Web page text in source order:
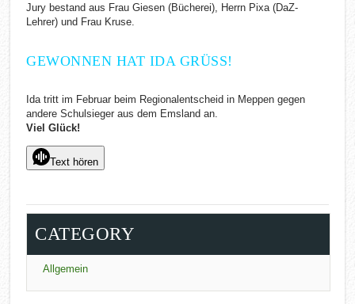
Jury bestand aus Frau Giesen (Bücherei), Herrn Pixa (DaZ-
Lehrer) und Frau Kruse.
GEWONNEN HAT IDA GRÜSS!
Ida tritt im Februar beim Regionalentscheid in Meppen gegen
andere Schulsieger aus dem Emsland an.
Viel Glück!
Text hören
CATEGORY
Allgemein